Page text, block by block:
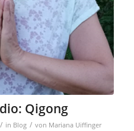
Qigong
/ in Blog / von Mariana Uiffinger